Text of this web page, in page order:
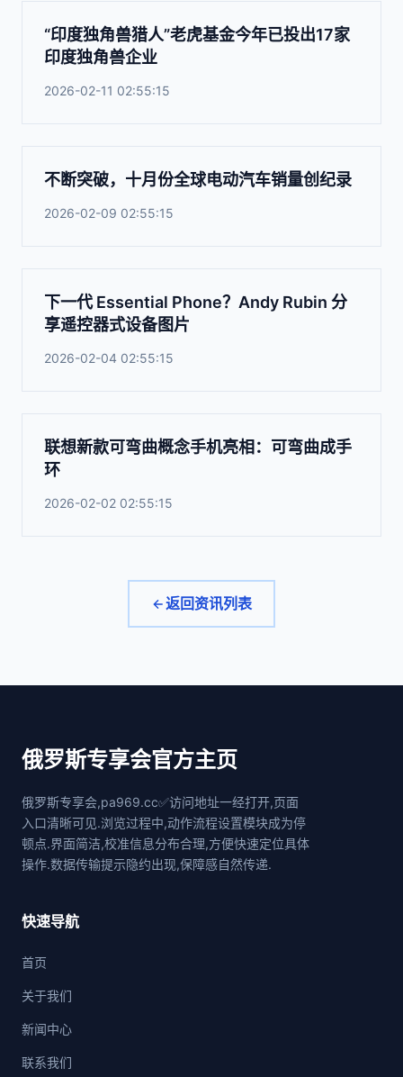
“印度独角兽猎人”老虎基金今年已投出17家
印度独角兽企业
2026-02-11 02:55:15
不断突破，十月份全球电动汽车销量创纪录
2026-02-09 02:55:15
下一代 Essential Phone？Andy Rubin 分
享遥控器式设备图片
2026-02-04 02:55:15
联想新款可弯曲概念手机亮相：可弯曲成手
环
2026-02-02 02:55:15
返回资讯列表
俄罗斯专享会官方主页
俄罗斯专享会,pa969.cc✅访问地址一经打开,页面
入口清晰可见.浏览过程中,动作流程设置模块成为停
顿点.界面简洁,校准信息分布合理,方便快速定位具体
操作.数据传输提示隐约出现,保障感自然传递.
快速导航
首页
关于我们
新闻中心
联系我们